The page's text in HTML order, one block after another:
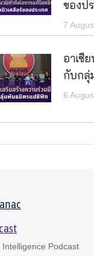
ของป
7
อาเซี
กับกลุ่
6
Intelligence Podcast